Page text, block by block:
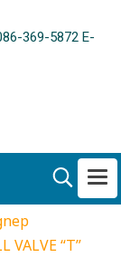
369-5872 E-
VALVE “T”